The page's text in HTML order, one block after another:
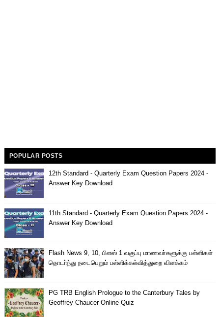
POPULAR POSTS
12th Standard - Quarterly Exam Question Papers 2024 -
Answer Key Download
11th Standard - Quarterly Exam Question Papers 2024 -
Answer Key Download
Flash News 9, 10, பிளஸ் 1 வகுப்பு மாணவா்களுக்கு பள்ளிகள்
தொடா்ந்து நடைபெறும் பள்ளிக்கல்வித்துறை விளக்கம்
PG TRB English Prologue to the Canterbury Tales by
Geoffrey Chaucer Online Quiz